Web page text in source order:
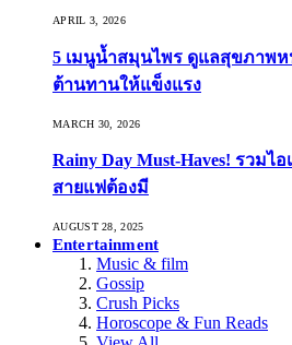
APRIL 3, 2026
5 เมนูน้ำสมุนไพร ดูแลสุขภาพ
ต้านทานให้แข็งแรง
MARCH 30, 2026
Rainy Day Must-Haves! รวม
สายแฟต้องมี
AUGUST 28, 2025
Entertainment
Music & film
Gossip
Crush Picks
Horoscope & Fun Reads